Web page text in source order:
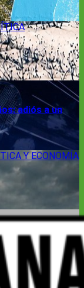
adiós a un
Y ECONOMÍA